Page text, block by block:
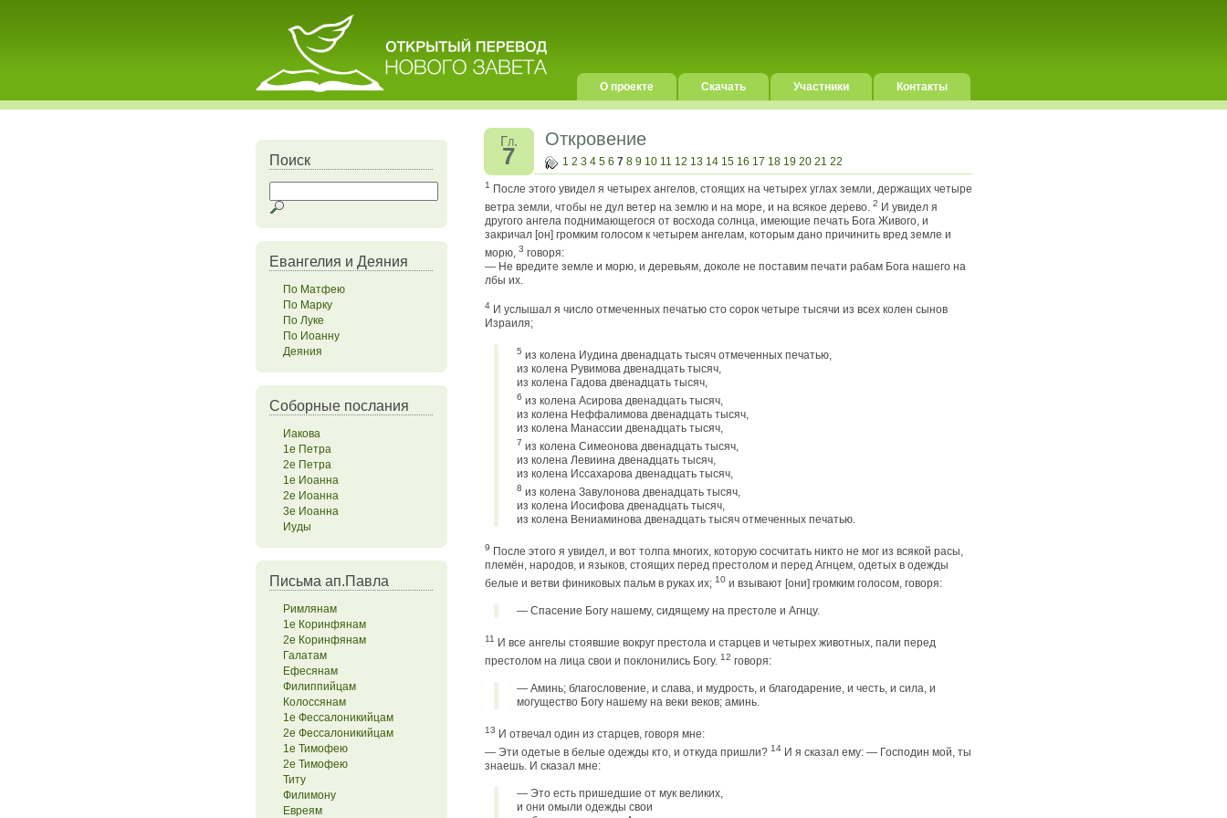
О проекте Скачать Участники Контакты
Поиск
Евангелия и Деяния
По Матфею
По Марку
По Луке
По Иоанну
Деяния
Соборные послания
Иакова
1е Петра
2е Петра
1е Иоанна
2е Иоанна
3е Иоанна
Иуды
Письма ап.Павла
Римлянам
1е Коринфянам
2е Коринфянам
Галатам
Ефесянам
Филиппийцам
Колоссянам
1е Фессалоникийцам
2е Фессалоникийцам
1е Тимофею
2е Тимофею
Титу
Филимону
Евреям
Гл.
7
Откровение
1 2 3 4 5 6 7 8 9 10 11 12 13 14 15 16 17 18 19 20 21 22
1
После этого увидел я четырех ангелов, стоящих на четырех углах земли, держащих четыре
ветра земли, чтобы не дул ветер на землю и на море, и на всякое дерево. 2 И увидел я
другого ангела поднимающегося от восхода солнца, имеющие печать Бога Живого, и
закричал [он] громким голосом к четырем ангелам, которым дано причинить вред земле и
морю, 3 говоря:
— Не вредите земле и морю, и деревьям, доколе не поставим печати рабам Бога нашего на
лбы их.
4И услышал я число отмеченных печатью сто сорок четыре тысячи из всех колен сынов
Израиля;
5 из колена Иудина двенадцать тысяч отмеченных печатью,
из колена Рувимова двенадцать тысяч,
из колена Гадова двенадцать тысяч,
6 из колена Асирова двенадцать тысяч,
из колена Неффалимова двенадцать тысяч,
из колена Манассии двенадцать тысяч,
7 из колена Симеонова двенадцать тысяч,
из колена Левиина двенадцать тысяч,
из колена Иссахарова двенадцать тысяч,
8 из колена Завулонова двенадцать тысяч,
из колена Иосифова двенадцать тысяч,
из колена Вениаминова двенадцать тысяч отмеченных печатью.
9 После этого я увидел, и вот толпа многих, которую сосчитать никто не мог из всякой расы,
племён, народов, и языков, стоящих перед престолом и перед Агнцем, одетых в одежды
белые и ветви финиковых пальм в руках их; 10и взывают [они] громким голосом, говоря:
— Спасение Богу нашему, сидящему на престоле и Агнцу.
11
И все ангелы стоявшие вокруг престола и старцев и четырех животных, пали перед
престолом на лица свои и поклонились Богу. 12 говоря:
— Аминь; благословение, и слава, и мудрость, и благодарение, и честь, и сила, и
могущество Богу нашему на веки веков; аминь.
13 И отвечал один из старцев, говоря мне:
— Эти одетые в белые одежды кто, и откуда пришли? 14И я сказал ему: — Господин мой, ты
знаешь. И сказал мне:
— Это есть пришедшие от мук великих,
и они омыли одежды свои